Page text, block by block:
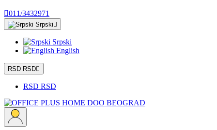
011/3432971
Srpski 
Srpski
English
RSD RSD
RSD RSD